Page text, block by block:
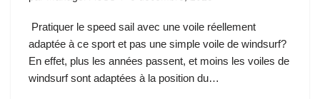
Pratiquer le speed sail avec une voile réellement
adaptée à ce sport et pas une simple voile de windsurf?
En effet, plus les années passent, et moins les voiles de
windsurf sont adaptées à la position du…